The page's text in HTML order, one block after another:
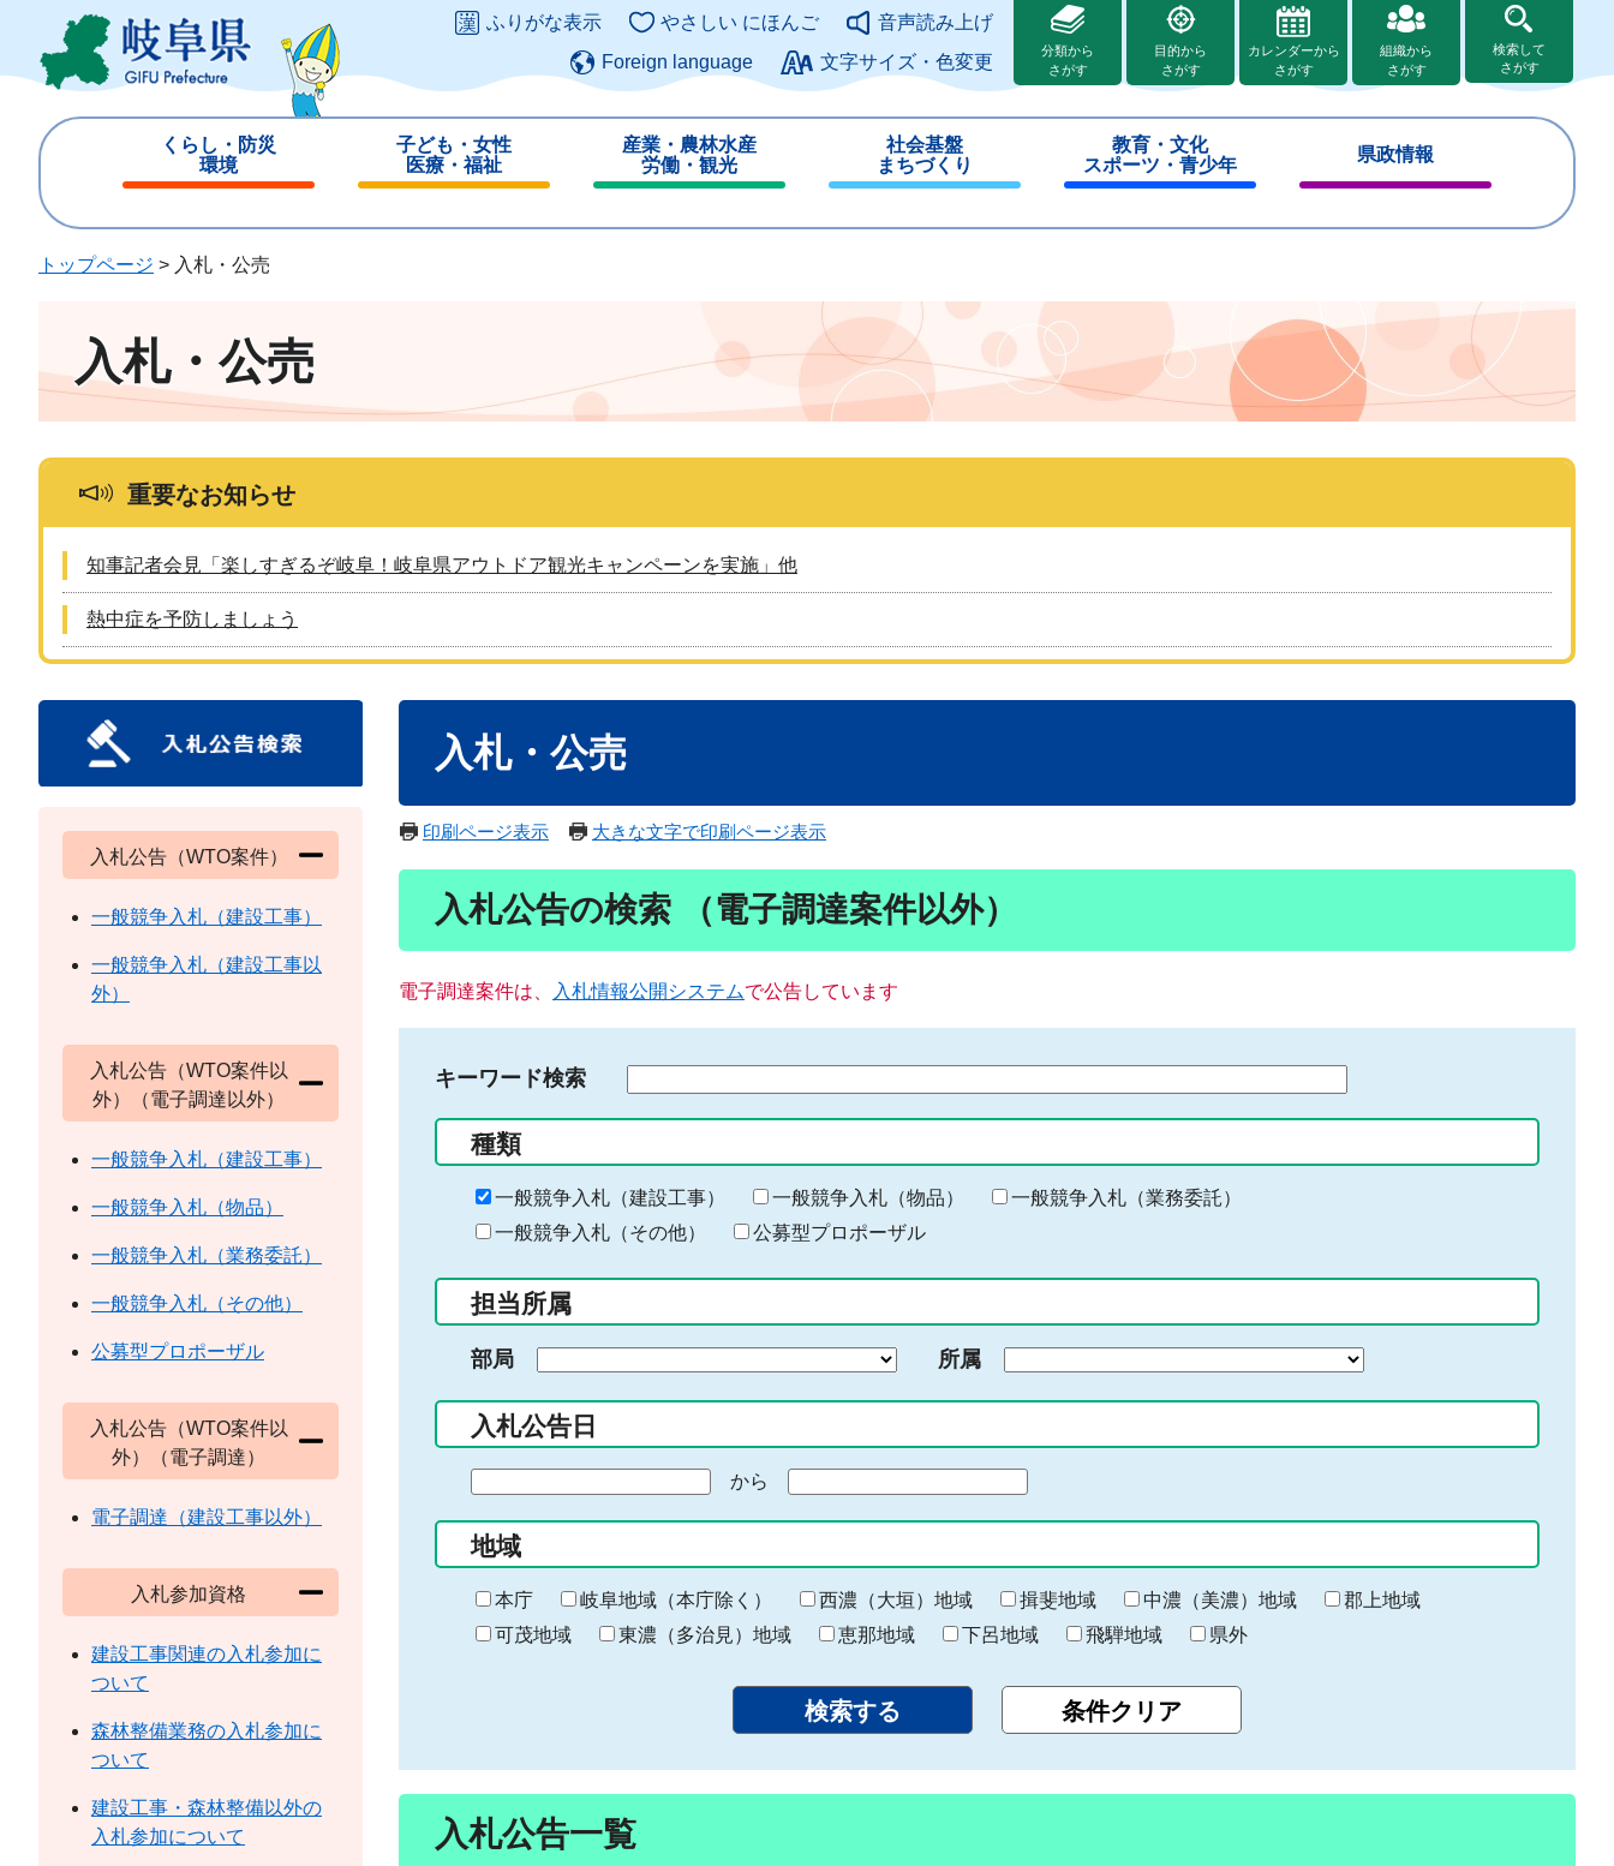
ジ
ュ
このページの本文へ
ふりがな表示 やさしい にほんご
音声読み上げ
Foreign language
文字サイズ・色変更
分類から
さがす
目的から
さがす
カレンダーから
さがす
組織から
さがす
検索して
さがす
くらし・防災
環境
じ
子ども・女性
医療・福祉
じ
産業・農林水産
労働・観光
じ
社会基盤
まちづくり
じ
教育・文化
スポーツ・青少年
じ
県政情報
じ
トップページ > 入札・公売
入札・公売
重要なお知らせ
知事記者会見「楽しすぎるぞ岐阜！岐阜県アウトドア観光キャンペーンを実施」他
熱中症を予防しましょう
入札・公売
印刷ページ表示 大きな文字で印刷ページ表示
入札公告の検索 （電子調達案件以外）
電子調達案件は、 入札情報公開システムで公告しています
キーワード検索
る
キ
ー
ー
入
力
種類
一般競争入札（建設工事） 一般競争入札（物品）
一般競争入札（業務委託）
一般競争入札（その他）
公募型プロポーザル
担当所属
部局 所属
入札公告日
の
始
ま
り
から
終
わ
り
地域
本庁 岐阜地域（本庁除く） 西濃（大垣）地域 揖斐地域 中濃（美濃）地域
郡上地域
可茂地域
東濃（多治見）地域 恵那地域 下呂地域 飛騨地域 県外
入札公告一覧
入札公告（WTO案件）
一般競争入札（建設工事）
一般競争入札（建設工事以
外）
入札公告（WTO案件以
外）（電子調達以外）
一般競争入札（建設工事）
一般競争入札（物品）
一般競争入札（業務委託）
一般競争入札（その他）
公募型プロポーザル
入札公告（WTO案件以
外）（電子調達）
電子調達（建設工事以外）
入札参加資格
建設工事関連の入札参加に
ついて
森林整備業務の入札参加に
ついて
建設工事・森林整備以外の
入札参加について